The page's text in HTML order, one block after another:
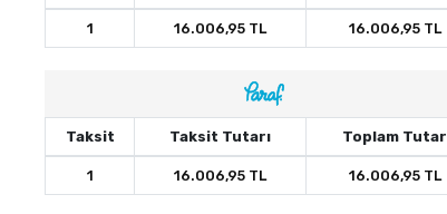
1 16.006,95 TL 16.006,95 TL
Taksit Taksit Tutarı Toplam Tutar
1 16.006,95 TL 16.006,95 TL